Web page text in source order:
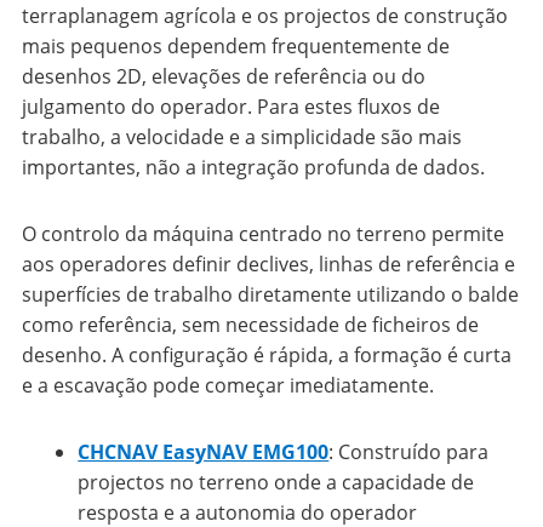
terraplanagem agrícola e os projectos de construção
mais pequenos dependem frequentemente de
desenhos 2D, elevações de referência ou do
julgamento do operador. Para estes fluxos de
trabalho, a velocidade e a simplicidade são mais
importantes, não a integração profunda de dados.
O controlo da máquina centrado no terreno permite
aos operadores definir declives, linhas de referência e
superfícies de trabalho diretamente utilizando o balde
como referência, sem necessidade de ficheiros de
desenho. A configuração é rápida, a formação é curta
e a escavação pode começar imediatamente.
CHCNAV EasyNAV EMG100: Construído para
projectos no terreno onde a capacidade de
resposta e a autonomia do operador